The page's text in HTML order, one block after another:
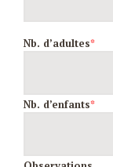
Nb. d’adultes*
Nb. d’enfants*